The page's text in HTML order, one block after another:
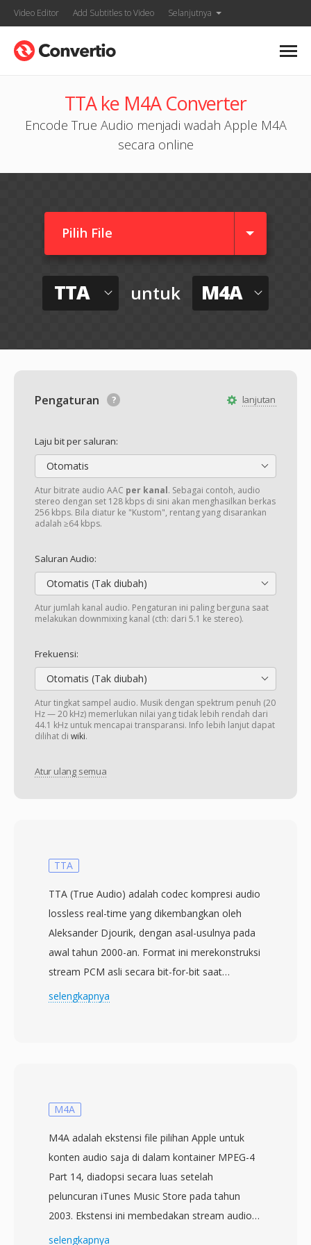
Video Editor Add Subtitles to Video Selanjutnya
TTA ke M4A Converter
Encode True Audio menjadi wadah Apple M4A
secara online
Pilih File
TTA untuk M4A
lanjutan
Pengaturan
Laju bit per saluran:
Otomatis
Atur bitrate audio AAC per kanal. Sebagai contoh, audio
stereo dengan set 128 kbps di sini akan menghasilkan berkas
256 kbps. Bila diatur ke "Kustom", rentang yang disarankan
adalah ≥64 kbps.
Saluran Audio:
Otomatis (Tak diubah)
Atur jumlah kanal audio. Pengaturan ini paling berguna saat
melakukan downmixing kanal (cth: dari 5.1 ke stereo).
Frekuensi:
Otomatis (Tak diubah)
Atur tingkat sampel audio. Musik dengan spektrum penuh (20
Hz — 20 kHz) memerlukan nilai yang tidak lebih rendah dari
44.1 kHz untuk mencapai transparansi. Info lebih lanjut dapat
dilihat di wiki.
Atur ulang semua
TTA
TTA (True Audio) adalah codec kompresi audio
lossless real-time yang dikembangkan oleh
Aleksander Djourik, dengan asal-usulnya pada
awal tahun 2000-an. Format ini merekonstruksi
stream PCM asli secara bit-for-bit saat
decoding, menjamin bahwa tidak ada detail
pengarsipan profesional. Kecepatan
mendefinisikan TTA — codec ini mencapai
encoding dan decoding yang cepat tanpa
beban CPU yang berat, menjaganya tetap
ringan bahkan pada perangkat keras yang lebih
selengkapnya
M4A
M4A adalah ekstensi file pilihan Apple untuk
konten audio saja di dalam kontainer MPEG-4
Part 14, diadopsi secara luas setelah
peluncuran iTunes Music Store pada tahun
2003. Ekstensi ini membedakan stream audio
murni dari file MP4 yang mampu membawa
selengkapnya